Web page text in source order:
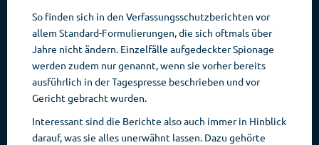
So finden sich in den Verfassungsschutzberichten vor
allem Standard-Formulierungen, die sich oftmals über
Jahre nicht ändern. Einzelfälle aufgedeckter Spionage
werden zudem nur genannt, wenn sie vorher bereits
ausführlich in der Tagespresse beschrieben und vor
Gericht gebracht wurden.
Interessant sind die Berichte also auch immer in Hinblick
darauf, was sie alles unerwähnt lassen. Dazu gehörte